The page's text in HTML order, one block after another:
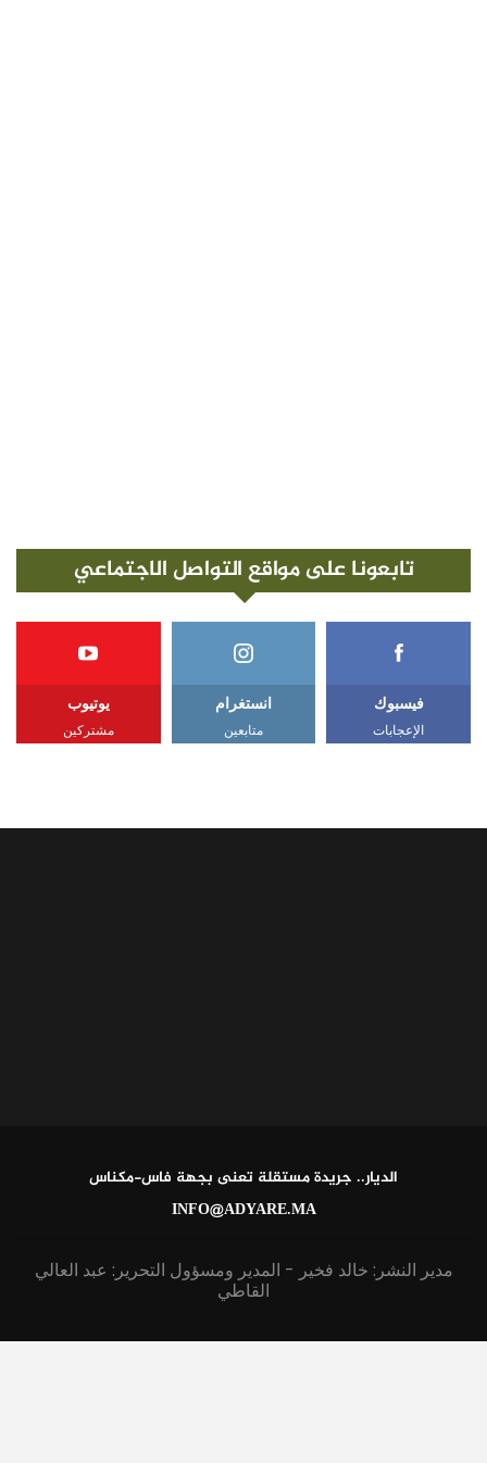
تابعونا على مواقع التواصل الاجتماعي
فيسبوك
الإعجابات
انستغرام
متابعين
يوتيوب
مشتركين
الديار.. جريدة مستقلة تعنى بجهة فاس-مكناس
INFO@ADYARE.MA
مدير النشر: خالد فخير - المدير ومسؤول التحرير: عبد العالي
القاطي